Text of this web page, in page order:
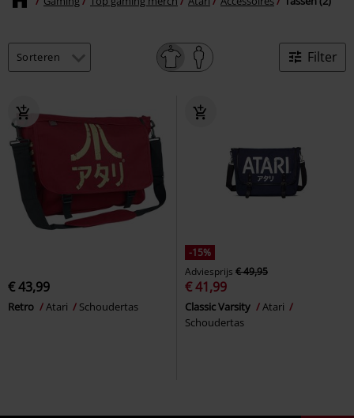
Filter
€ 43,99
Retro Atari Schoudertas
-15%
Adviesprijs € 49,95
€ 41,99
Classic Varsity
Atari
Schoudertas